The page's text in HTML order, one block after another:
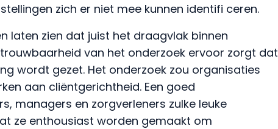
zich er niet mee kunnen identifi ceren.
laten zien dat juist het draagvlak binnen
van het onderzoek ervoor zorgt dat
wordt gezet. Het onderzoek zou organisaties
aan cliëntgerichtheid. Een goed
managers en zorgverleners zulke leuke
ze enthousiast worden gemaakt om